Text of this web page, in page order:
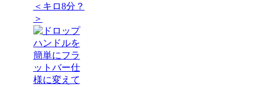
＜キロ8分？
＞